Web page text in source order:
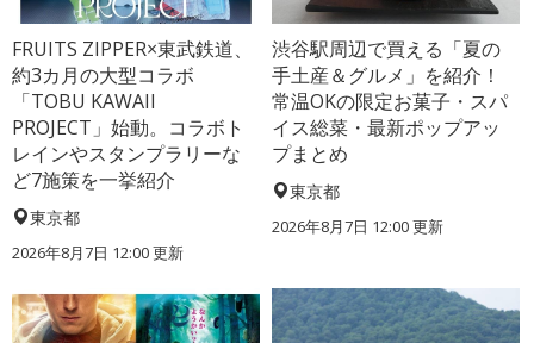
FRUITS ZIPPER×東武鉄道、
約3カ月の大型コラボ
「TOBU KAWAII
PROJECT」始動。コラボト
レインやスタンプラリーな
ど7施策を一挙紹介
東京都
2026年8月7日 12:00更新
渋谷駅周辺で買える「夏の
手土産＆グルメ」を紹介！
常温OKの限定お菓子・スパ
イス総菜・最新ポップアッ
プまとめ
東京都
2026年8月7日 12:00更新